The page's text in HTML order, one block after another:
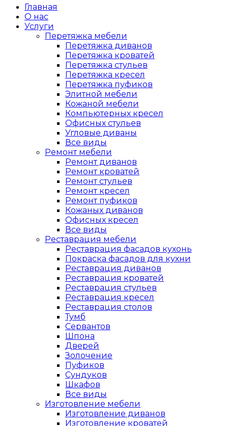
Главная
О нас
Услуги
Перетяжка мебели
Перетяжка диванов
Перетяжка кроватей
Перетяжка стульев
Перетяжка кресел
Перетяжка пуфиков
Элитной мебели
Кожаной мебели
Компьютерных кресел
Офисных стульев
Угловые диваны
Все виды
Ремонт мебели
Ремонт диванов
Ремонт кроватей
Ремонт стульев
Ремонт кресел
Ремонт пуфиков
Кожаных диванов
Офисных кресел
Все виды
Реставрация мебели
Реставрация фасадов кухонь
Покраска фасадов для кухни
Реставрация диванов
Реставрация кроватей
Реставрация стульев
Реставрация кресел
Реставрация столов
Тумб
Сервантов
Шпона
Дверей
Золочение
Пуфиков
Сундуков
Шкафов
Все виды
Изготовление мебели
Изготовление диванов
Изготовление кроватей